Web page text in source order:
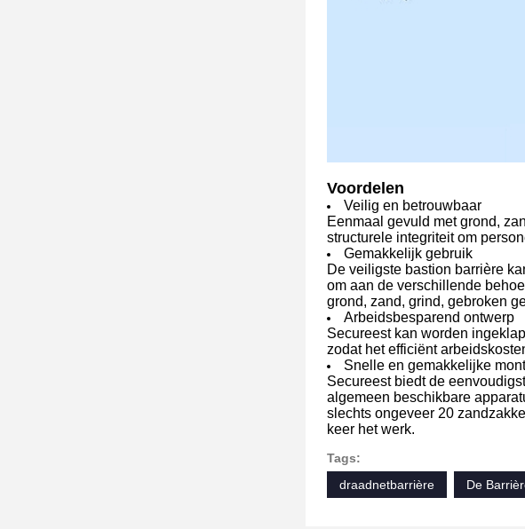
Voordelen
Veilig en betrouwbaar
Eenmaal gevuld met grond,
structurele integriteit om
Gemakkelijk gebruik
De veiligste bastion barrière
om aan de verschillende
grond, zand, grind, gebroken
Arbeidsbesparend ontwerp
Secureest kan worden
zodat het efficiënt
Snelle en gemakkelijke
Secureest biedt de
algemeen beschikbare
slechts ongeveer 20
keer het werk.
Tags:
draadnetbarrière
De